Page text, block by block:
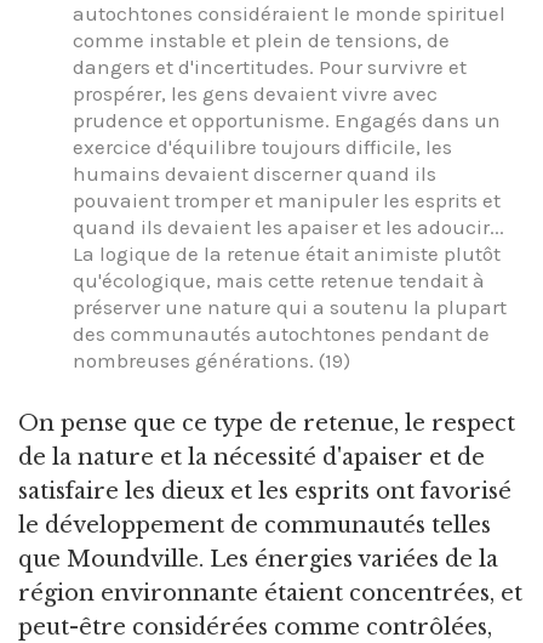
autochtones considéraient le monde spirituel
comme instable et plein de tensions, de
dangers et d'incertitudes. Pour survivre et
prospérer, les gens devaient vivre avec
prudence et opportunisme. Engagés dans un
exercice d'équilibre toujours difficile, les
humains devaient discerner quand ils
pouvaient tromper et manipuler les esprits et
quand ils devaient les apaiser et les adoucir...
La logique de la retenue était animiste plutôt
qu'écologique, mais cette retenue tendait à
préserver une nature qui a soutenu la plupart
des communautés autochtones pendant de
nombreuses générations. (19)
On pense que ce type de retenue, le respect
de la nature et la nécessité d'apaiser et de
satisfaire les dieux et les esprits ont favorisé
le développement de communautés telles
que Moundville. Les énergies variées de la
région environnante étaient concentrées, et
peut-être considérées comme contrôlées,